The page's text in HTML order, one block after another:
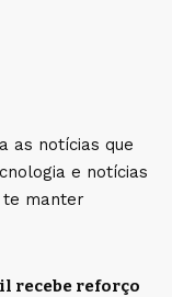
as notícias que
e notícias
te manter
recebe reforço